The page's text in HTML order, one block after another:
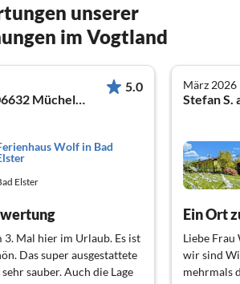
unserer
im Vogtland
Kerstin K. aus 06632 Mücheln , OT Gröst
5.0
Wolf in Bad
Elster
Mal hier im Urlaub. Es ist
Das super ausgestattete
sauber. Auch die Lage
März 2026
Stefan S.
Ein Ort
Liebe Frau
wir sind
mehrmals